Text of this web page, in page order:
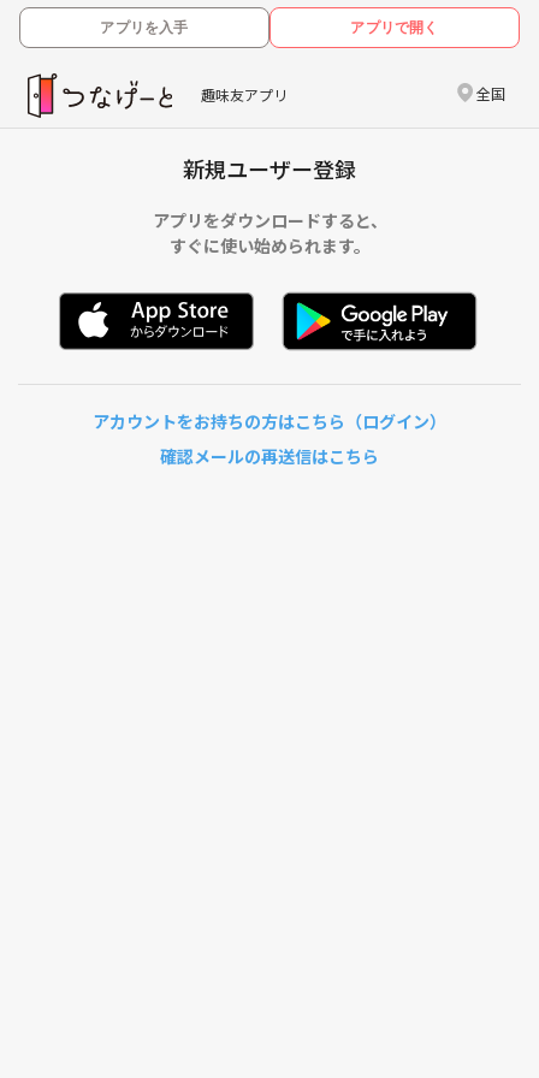
アプリを入手 アプリで開く
趣味友アプリ 全国
新規ユーザー登録
アプリをダウンロードすると、
すぐに使い始められます。
アカウントをお持ちの方はこちら（ログイン）
確認メールの再送信はこちら